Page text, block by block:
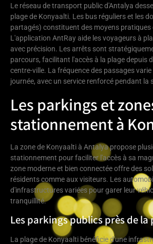
Le réseau de transport public d'Antalya
plage de Konyaalti. Les bus réguliers et les
partagés) constituent des moyens pratiques
L'application AntRay aide les voyageurs à
avec précision. Les arrêts sont
parcours, facilitant l'accès à la plage depuis
centre-ville. La fréquence des passages varie
journée, avec un service renforcé pendant la
Les parkings et
stationnement à
La zone de Konyaalti à Antalya propose
stationnement pour faciliter l'accès à sa
zone moderne et bien connectée offre des
résidents comme aux visiteurs. Les
d'infrastructures variées pour garer leur
tranquillité.
Les parkings publics près de la
La plage de Konyaalti bénéficie d'une